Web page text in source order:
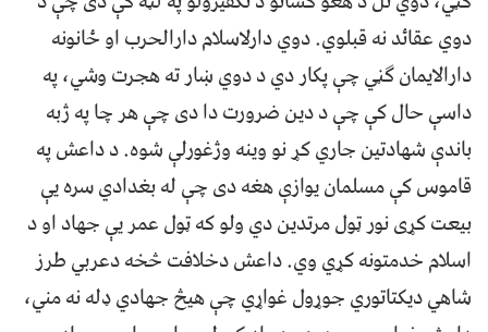
دوي عقائد نه قبلوي. دوي دارلاسلام دارالحرب او ځانونه
دارالايمان ګڼي چې پکار دي د دوي ښار ته هجرت وشي، په
داسې حال کې چې د دين ضرورت دا دى چې هر چا په ژبه
باندې شهادتين جاري کړ نو وينه وژغورلې شوه. د داعش په
قاموس کې مسلمان یوازې هغه دی چې له بغدادي سره یې
بیعت کړی نور ټول مرتدین دي ولو که ټول عمر یې جهاد او د
اسلام خدمتونه کړي وي. داعش دخلافت څخه دعربي طرز
شاهي دیکتاتوري جوړول غواړي چې هیڅ جهادي ډله نه مني،